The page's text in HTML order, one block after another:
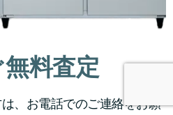
料査定
、お電話でのご連絡をお願